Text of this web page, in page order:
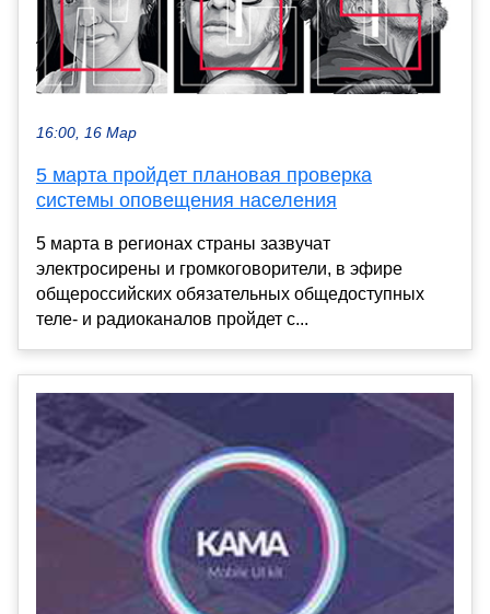
16:00, 16 Мар
5 марта пройдет плановая проверка
системы оповещения населения
5 марта в регионах страны зазвучат
электросирены и громкоговорители, в эфире
общероссийских обязательных общедоступных
теле- и радиоканалов пройдет с...